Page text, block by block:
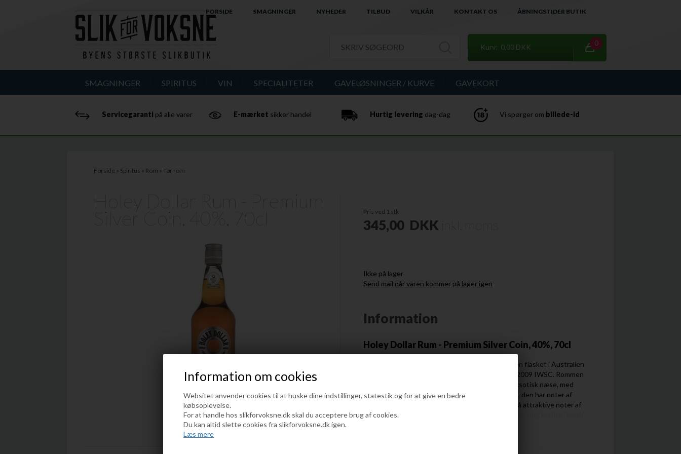
Information om cookies
Websitet anvender cookies til at huske dine indstillinger, statestik og for at give en bedre
købsoplevelse.
For at handle hos slikforvoksne.dk skal du acceptere brug af cookies.
Du kan altid slette cookies fra slikforvoksne.dk igen.
Læs mere
FORSIDE SMAGNINGER NYHEDER TILBUD VILKÅR KONTAKT OS ÅBNINGSTIDER BUTIK
Kurv: 0,00 DKK 0
SMAGNINGER SPIRITUS VIN SPECIALITETER GAVELØSNINGER / KURVE GAVEKORT
Servicegaranti på alle varer E-mærket sikker handel Hurtig levering dag-dag Vi spørger om billede-id
Forside » Spiritus » Rom » Tør rom
Holey Dollar Rum - Premium
Silver Coin, 40%, 70cl Pris ved 1 stk
345,00 DKK inkl. moms
Ikke på lager
Send mail når varen kommer på lager igen
Information
Holey Dollar Rum - Premium Silver Coin, 40%, 70cl
Denne Premium Rom er lavet af råvarer fra Fiji, men flasket i Australien
af Stuart Gilbert, Worldwide Distiller of the Year 2009 IWSC. Rommen
har en dyb gylden farve, den er fyldig og har en eksotisk næse, med
både florale noter og krydderier. Smagen er fyldig, den har noter af
melasse, et klædeligt strejf af bitterhed, men også attraktive noter af
karamel, rosiner og vanilje, En rigtig flot rom med en lang kraftig "finish".